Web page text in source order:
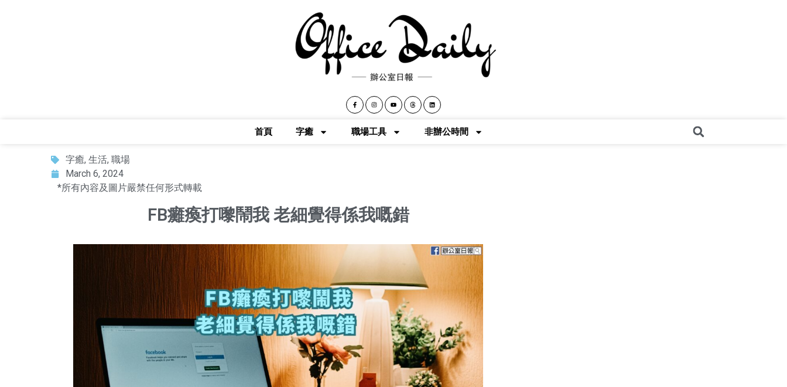
首頁 字癒 職場工具 非辦公時間
字癒, 生活, 職場
March 6, 2024
*所有內容及圖片嚴禁任何形式轉載
FB癱瘓打嚟鬧我 老細覺得係我嘅錯